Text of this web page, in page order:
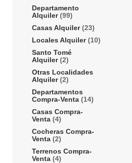
Departamento
Alquiler(99)
Casas Alquiler(23)
Locales Alquiler(10)
Santo Tomé
Alquiler(2)
Otras Localidades
Alquiler(2)
Departamentos
Compra-Venta (14)
Casas Compra-
Venta (4)
Cocheras Compra-
Venta (2)
Terrenos Compra-
Venta (4)